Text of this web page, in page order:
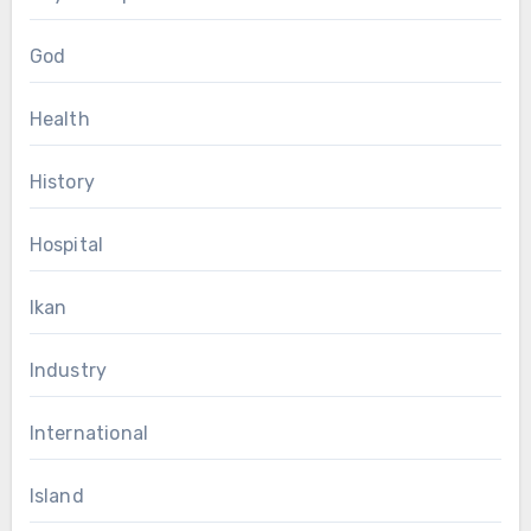
God
Health
History
Hospital
Ikan
Industry
International
Island